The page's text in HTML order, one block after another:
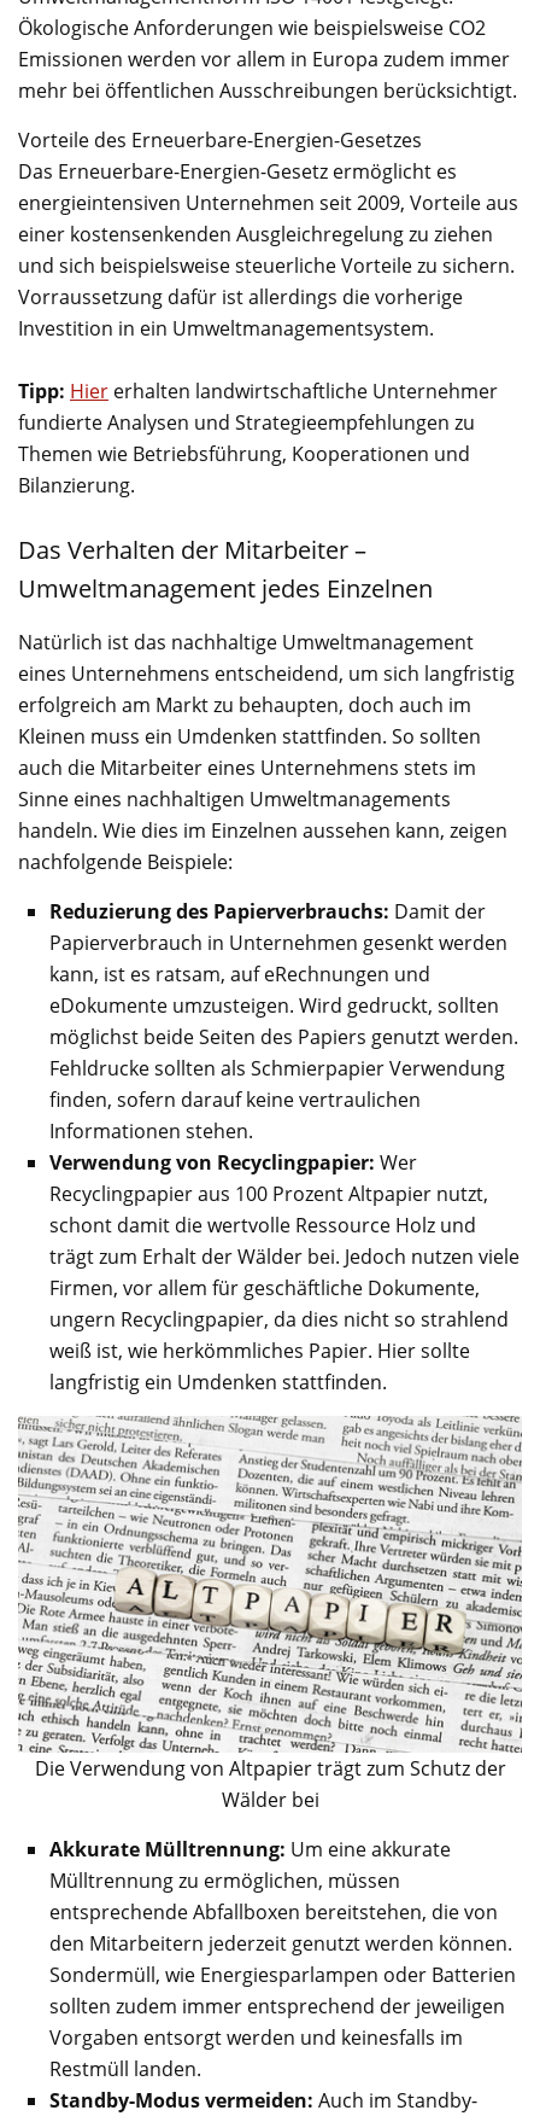
Ökologische Anforderungen wie beispielsweise CO2
Emissionen werden vor allem in Europa zudem immer
mehr bei öffentlichen Ausschreibungen berücksichtigt.
Vorteile des Erneuerbare-Energien-Gesetzes
Das Erneuerbare-Energien-Gesetz ermöglicht es
energieintensiven Unternehmen seit 2009, Vorteile aus
einer kostensenkenden Ausgleichregelung zu ziehen
und sich beispielsweise steuerliche Vorteile zu sichern.
Vorraussetzung dafür ist allerdings die vorherige
Investition in ein Umweltmanagementsystem.
Tipp: Hier erhalten landwirtschaftliche Unternehmer
fundierte Analysen und Strategieempfehlungen zu
Themen wie Betriebsführung, Kooperationen und
Bilanzierung.
Das Verhalten der Mitarbeiter –
Umweltmanagement jedes Einzelnen
Natürlich ist das nachhaltige Umweltmanagement
eines Unternehmens entscheidend, um sich langfristig
erfolgreich am Markt zu behaupten, doch auch im
Kleinen muss ein Umdenken stattfinden. So sollten
auch die Mitarbeiter eines Unternehmens stets im
Sinne eines nachhaltigen Umweltmanagements
handeln. Wie dies im Einzelnen aussehen kann, zeigen
nachfolgende Beispiele:
Reduzierung des Papierverbrauchs: Damit der
Papierverbrauch in Unternehmen gesenkt werden
kann, ist es ratsam, auf eRechnungen und
eDokumente umzusteigen. Wird gedruckt, sollten
möglichst beide Seiten des Papiers genutzt werden.
Fehldrucke sollten als Schmierpapier Verwendung
finden, sofern darauf keine vertraulichen
Informationen stehen.
Verwendung von Recyclingpapier: Wer
Recyclingpapier aus 100 Prozent Altpapier nutzt,
schont damit die wertvolle Ressource Holz und
trägt zum Erhalt der Wälder bei. Jedoch nutzen viele
Firmen, vor allem für geschäftliche Dokumente,
ungern Recyclingpapier, da dies nicht so strahlend
weiß ist, wie herkömmliches Papier. Hier sollte
langfristig ein Umdenken stattfinden.
Die Verwendung von Altpapier trägt zum Schutz der
Wälder bei
Akkurate Mülltrennung: Um eine akkurate
Mülltrennung zu ermöglichen, müssen
entsprechende Abfallboxen bereitstehen, die von
den Mitarbeitern jederzeit genutzt werden können.
Sondermüll, wie Energiesparlampen oder Batterien
sollten zudem immer entsprechend der jeweiligen
Vorgaben entsorgt werden und keinesfalls im
Restmüll landen.
Standby-Modus vermeiden: Auch im Standby-